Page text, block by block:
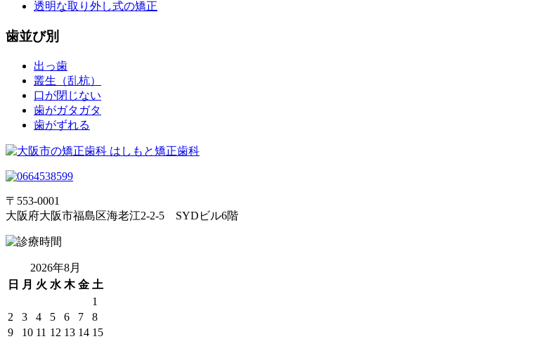
透明な取り外し式の矯正
歯並び別
出っ歯
叢生（乱杭）
口が閉じない
歯がガタガタ
歯がずれる
〒553-0001
大阪府大阪市福島区海老江2-2-5 SYDビル6階
2026年8月
日
月 火 水 木 金 土
1
2
3 4 5 6 7
8
9
10 11 12 13 14 15